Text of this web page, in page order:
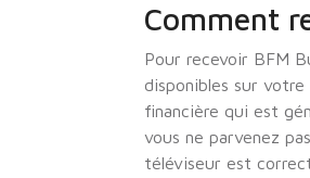
Comment
Pour recevoir BFM
disponibles sur
financière qui est
vous ne parvenez
téléviseur est